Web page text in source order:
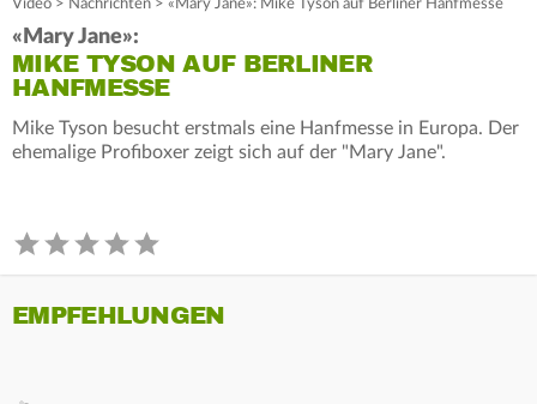
Video > Nachrichten > «Mary Jane»: Mike Tyson auf Berliner Hanfmesse
«Mary Jane»:
MIKE TYSON AUF BERLINER
HANFMESSE
Mike Tyson besucht erstmals eine Hanfmesse in Europa. Der
ehemalige Profiboxer zeigt sich auf der "Mary Jane".
EMPFEHLUNGEN